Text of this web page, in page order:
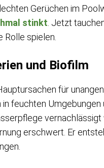
Gerüchen im
stinkt . Jetzt
Rolle spielen.
und Biofilm
für
feuchten
erschwert. Er